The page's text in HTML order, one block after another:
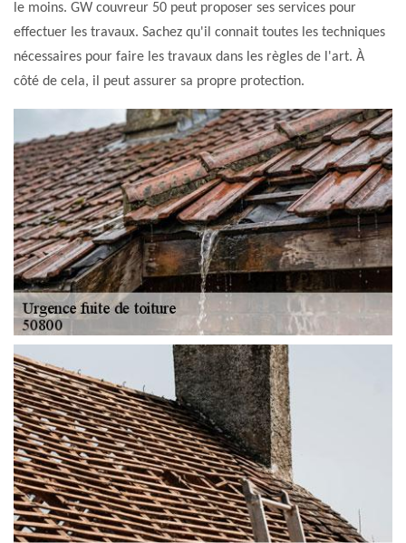
le moins. GW couvreur 50 peut proposer ses services pour
effectuer les travaux. Sachez qu'il connait toutes les techniques
nécessaires pour faire les travaux dans les règles de l'art. À
côté de cela, il peut assurer sa propre protection.